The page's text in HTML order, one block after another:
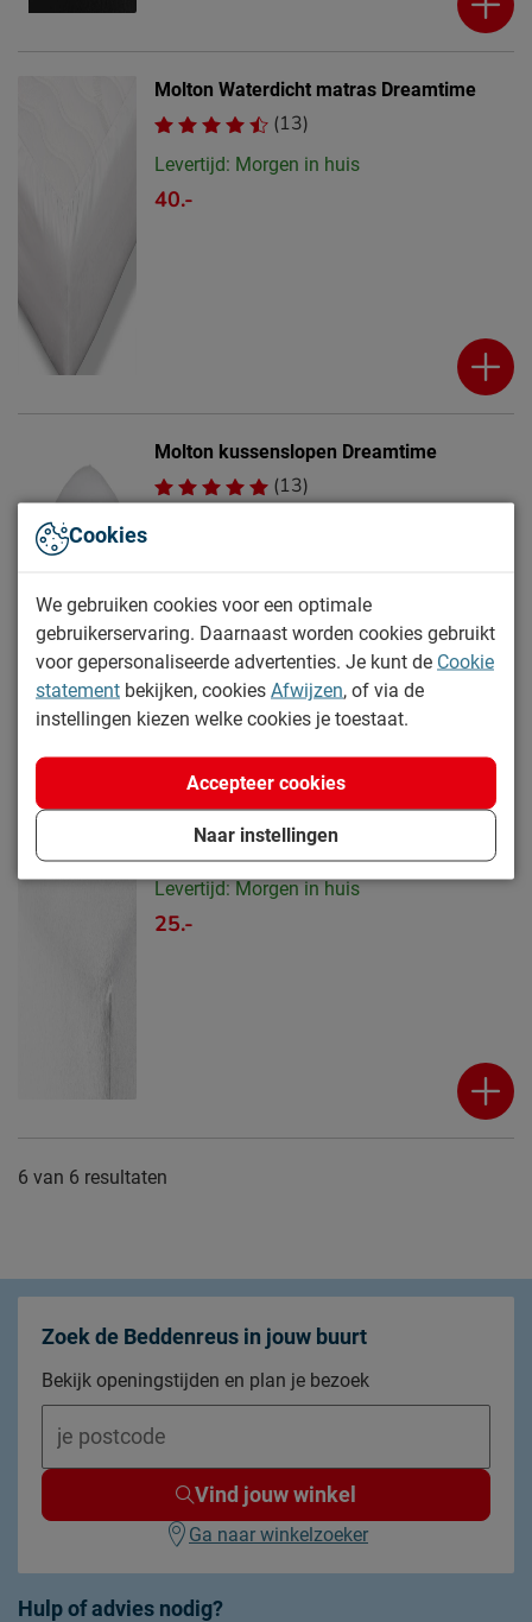
Molton Waterdicht matras Dreamtime
(13)
Levertijd: Morgen in huis
40.-
Molton kussenslopen Dreamtime
(13)
Molton voor topmatras Dreamtime
(87)
Levertijd: Morgen in huis
25.-
6 van 6 resultaten
Hulp of advies nodig?
Zoek de Beddenreus in jouw buurt
Bekijk openingstijden en plan je bezoek
Vind jouw winkel
Ga naar winkelzoeker
Cookies
We gebruiken cookies voor een optimale
gebruikerservaring. Daarnaast worden cookies gebruikt
voor gepersonaliseerde advertenties. Je kunt de Cookie
statement bekijken, cookies Afwijzen, of via de
instellingen kiezen welke cookies je toestaat.
Naar instellingen
Accepteer cookies